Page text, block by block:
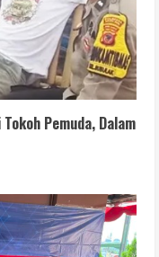
Pemuda, Dalam